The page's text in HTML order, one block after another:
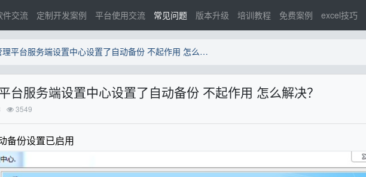
件交流 定制开发案例 平台使用交流 常见问题 版本升级 培训教程 免费案例 excel技巧
E立方管理平台服务端设置中心设置了自动备份 不起作用 怎么解决？
台服务端设置中心设置了自动备份 不起作用 怎么解决？
3549
备份设置已启用